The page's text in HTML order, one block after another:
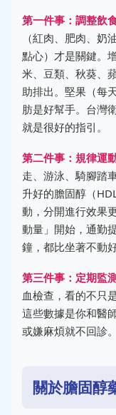
第一件事：調整飲
（紅肉、肥肉、奶
點心）才是關鍵。
米、豆類、秋葵、
助排出。堅果（每
肪是好幫手。台灣
就是很好的指引。
第二件事：規律運
走、游泳、騎腳踏
升好的膽固醇（
動，分開進行效果
動量」開始，通勤
鐘，都比坐著不動好
第三件事：定期監
血檢查，看的不只
這些數據是你和醫
或嫌麻煩就不回診。
關於膽固醇